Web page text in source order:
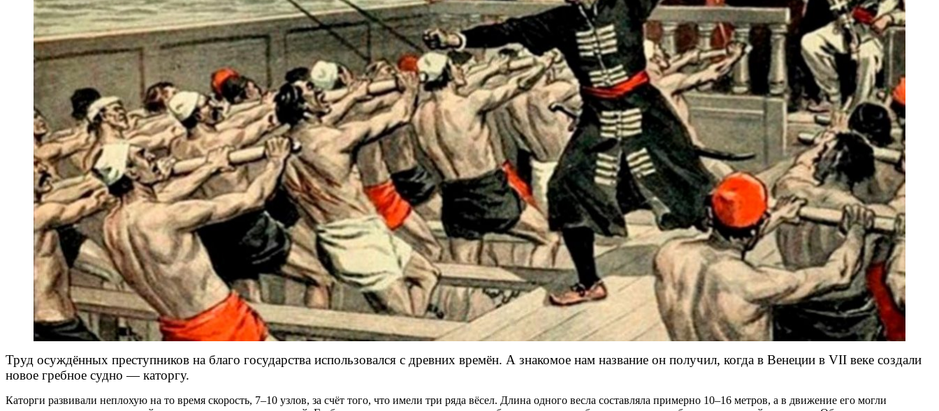
Труд осуждённых преступников на благо государства использовался с древних времён. А знакомое нам название он получил, когда в Венеции в VII веке создали
новое гребное судно — каторгу.
Каторги развивали неплохую на то время скорость, 7–10 узлов, за счёт того, что имели три ряда вёсел. Длина одного весла составляла примерно 10–16 метров, а в движение его могли